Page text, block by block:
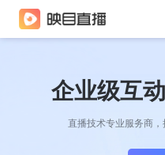
企业级互
直播技术专业服务商